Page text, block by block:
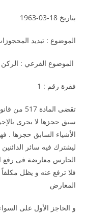
بتاريخ 18-03-1963
الموضوع : تبديد
الموضوع الفرعي :
فقرة رقم : 1
تقضى
سبق حجزها لا يجرى
الأشياء السابق حجزها .
ليشترك فيه سائر
الحارس معارضة فى رفع
فلا ترفع عنه و يظل
المعارض
و الحاجز الأول على